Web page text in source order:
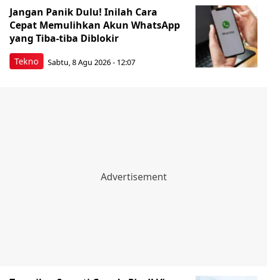
Tekno
Jangan Panik Dulu! Inilah Cara
Cepat Memulihkan Akun WhatsApp
yang Tiba-tiba Diblokir
Sabtu, 8 Agu 2026 - 12:07